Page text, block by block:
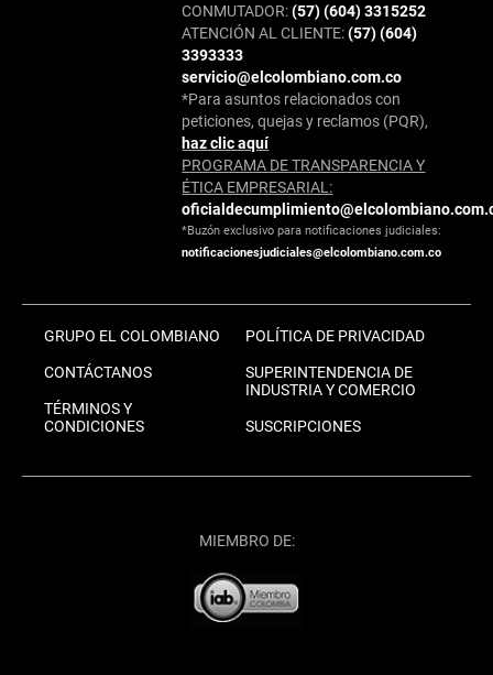
CONMUTADOR:(57) (604) 3315252
ATENCIÓN AL CLIENTE:(57) (604)
3393333
servicio@elcolombiano.com.co
*Para asuntos relacionados con
peticiones, quejas y reclamos (PQR),
haz clic aquí
PROGRAMA DE TRANSPARENCIA Y
ÉTICA EMPRESARIAL:
*Buzón exclusivo para notificaciones judiciales:
notificacionesjudiciales@elcolombiano.com.co
GRUPO EL COLOMBIANO
CONTÁCTANOS
TÉRMINOS Y
CONDICIONES
POLÍTICA DE PRIVACIDAD
SUPERINTENDENCIA DE
INDUSTRIA Y COMERCIO
SUSCRIPCIONES
MIEMBRO DE: